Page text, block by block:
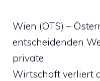
Wien (OTS) –
entscheidenden
private
Wirtschaft verliert